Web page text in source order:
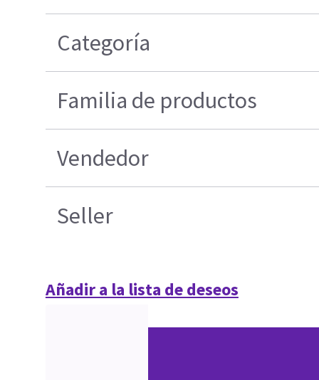
Categoría
Familia de productos
Vendedor
Seller
Añadir a la lista de deseos